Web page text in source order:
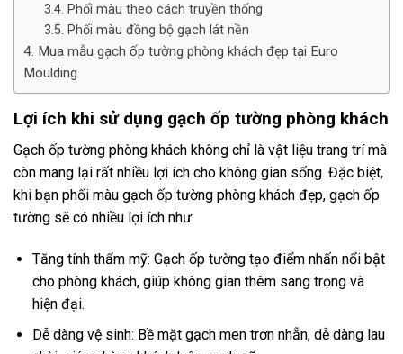
Phối màu theo cách truyền thống
Phối màu đồng bộ gạch lát nền
Mua mẫu gạch ốp tường phòng khách đẹp tại Euro
Moulding
Lợi ích khi sử dụng gạch ốp tường phòng khách
Gạch ốp tường phòng khách không chỉ là vật liệu trang trí mà
còn mang lại rất nhiều lợi ích cho không gian sống. Đặc biệt,
khi bạn phối màu gạch ốp tường phòng khách đẹp, gạch ốp
tường sẽ có nhiều lợi ích như:
Tăng tính thẩm mỹ: Gạch ốp tường tạo điểm nhấn nổi bật
cho phòng khách, giúp không gian thêm sang trọng và
hiện đại.
Dễ dàng vệ sinh: Bề mặt gạch men trơn nhẵn, dễ dàng lau